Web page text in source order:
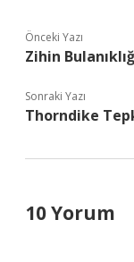
Önceki Yazı
Zihin
Sonraki Yazı
Thorndike
10 Yorum